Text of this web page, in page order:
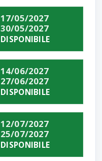
17/05/2027
30/05/2027
DISPONIBILE
14/06/2027
27/06/2027
DISPONIBILE
12/07/2027
25/07/2027
DISPONIBILE